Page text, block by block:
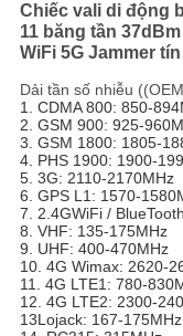
YÊU
CẦU
BÁO
GIÁ
SƠ
ĐỒ
TRANG
Chiếc vali di động
11 băng tần
WiFi 5G Jammer
Dải tần số nhiễu
1. CDMA 800: 850-
2. GSM 900: 925-
3. GSM 1800: 1805-
4. PHS 1900: 1900-
5. 3G: 2110-2170MHz
6. GPS L1: 1570-
7. 2.4GWiFi / BlueTooth
8. VHF: 135-175MHz
9. UHF: 400-470MHz
10. 4G Wimax: 2620-
11. 4G LTE1: 780-
12. 4G LTE2: 2300-
13Lojack: 167-175MHz